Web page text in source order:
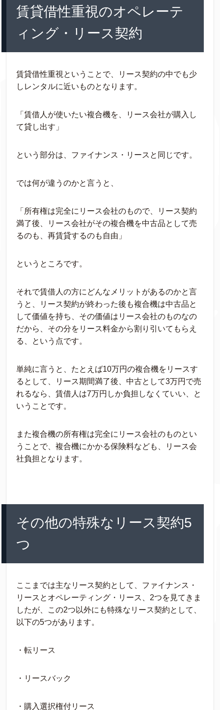
賃貸借性重視のオペレーテ
ィング・リース契約
賃貸借性重視ということで、リース契約の中でも少
しレンタルに近いものとなります。
「賃借人が使いたい複合機を、リース会社が購入し
て貸し出す」
という部分は、ファイナンス・リースと同じです。
では何が違うのかと言うと、
「所有権は完全にリース会社のもので、リース契約
満了後、リース会社がその複合機を中古品として売
るのも、再賃貸するのも自由」
というところです。
それで賃借人の方にどんなメリットがあるのかと言
うと、リース契約が終わった後も複合機は中古品と
して価値を持ち、その価値はリース会社のものなの
だから、その分をリース料金から割り引いてもらえ
る、という点です。
単純に言うと、たとえば10万円の複合機をリースす
るとして、リース期間満了後、中古として3万円で売
れるなら、賃借人は7万円しか負担しなくていい、と
いうことです。
また複合機の所有権は完全にリース会社のものとい
うことで、複合機にかかる保険料なども、リース会
社負担となります。
その他の特殊なリース契約5
つ
ここまでは主なリース契約として、ファイナンス・
リースとオペレーティング・リース、2つを見てきま
したが、この2つ以外にも特殊なリース契約として、
以下の5つがあります。
・転リース
・リースバック
・購入選択権付リース